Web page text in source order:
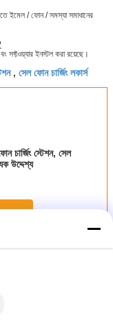
ইমেল / ফোন / সমস্যা সমাধানের
ইনস্টল করা রয়েছে।
, সেল ফোন চার্জিং লকার্স
চার্জিং স্টেশন, সেল
উদ্দেশ্য